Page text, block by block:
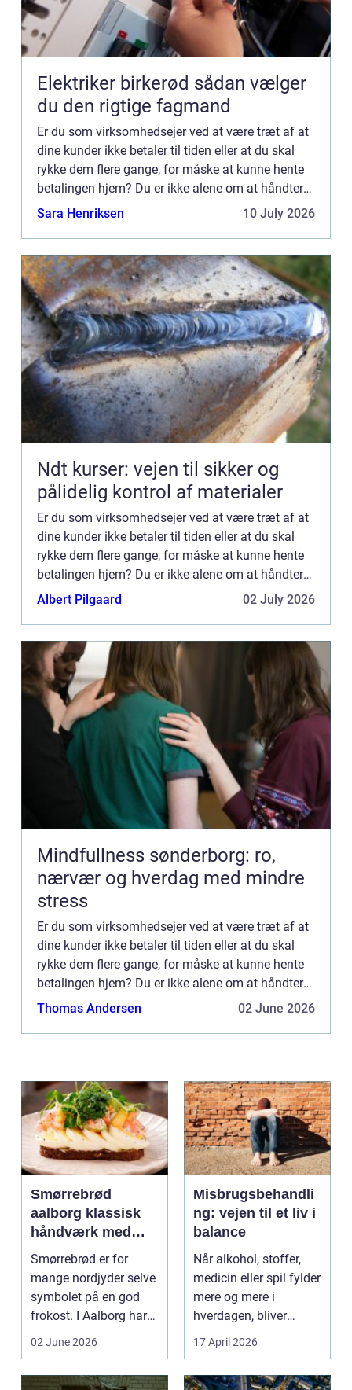
Elektriker birkerød sådan vælger
du den rigtige fagmand
Er du som virksomhedsejer ved at være træt af at
dine kunder ikke betaler til tiden eller at du skal
rykke dem flere gange, for måske at kunne hente
betalingen hjem? Du er ikke alene om at håndtere
de dårlige betalere. Der er mange der bruger
Sara Henriksen 10 July 2026
Ndt kurser: vejen til sikker og
pålidelig kontrol af materialer
Er du som virksomhedsejer ved at være træt af at
dine kunder ikke betaler til tiden eller at du skal
rykke dem flere gange, for måske at kunne hente
betalingen hjem? Du er ikke alene om at håndtere
de dårlige betalere. Der er mange der bruger
Albert Pilgaard 02 July 2026
Mindfullness sønderborg: ro,
nærvær og hverdag med mindre
stress
Er du som virksomhedsejer ved at være træt af at
dine kunder ikke betaler til tiden eller at du skal
rykke dem flere gange, for måske at kunne hente
betalingen hjem? Du er ikke alene om at håndtere
de dårlige betalere. Der er mange der bruger
Thomas Andersen 02 June 2026
Smørrebrød
aalborg klassisk
håndværk med
moderne twist
Smørrebrød er for
mange nordjyder selve
symbolet på en god
frokost. I Aalborg har
den klassiske spis...
02 June 2026
Misbrugsbehandli
ng: vejen til et liv i
balance
Når alkohol, stoffer,
medicin eller spil fylder
mere og mere i
hverdagen, bliver
grænsen...
17 April 2026